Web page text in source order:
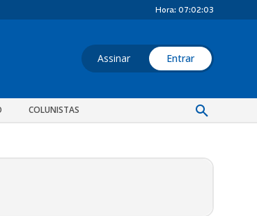
Hora: 07:02:04
Assinar Entrar
COLUNISTAS